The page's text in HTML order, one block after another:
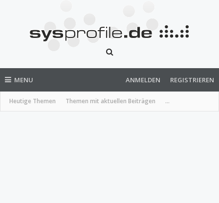
MENU
Heutige Themen Themen mit aktuellen Beiträgen ...
ANMELDEN REGISTRIEREN